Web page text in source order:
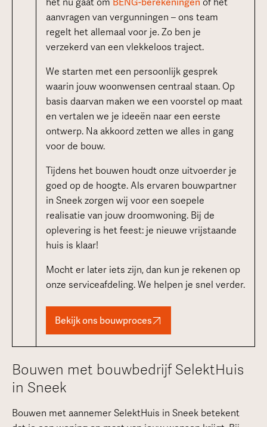
het nu gaat om BENG-berekeningen of het
aanvragen van vergunningen – ons team
regelt het allemaal voor je. Zo ben je
verzekerd van een vlekkeloos traject.
We starten met een persoonlijk gesprek
waarin jouw woonwensen centraal staan. Op
basis daarvan maken we een voorstel op maat
en vertalen we je ideeën naar een eerste
ontwerp. Na akkoord zetten we alles in gang
voor de bouw.
Tijdens het bouwen houdt onze uitvoerder je
goed op de hoogte. Als ervaren bouwpartner
in Sneek zorgen wij voor een soepele
realisatie van jouw droomwoning. Bij de
oplevering is het feest: je nieuwe vrijstaande
huis is klaar!
Mocht er later iets zijn, dan kun je rekenen op
onze serviceafdeling. We helpen je snel verder.
Bekijk ons bouwproces
Bouwen met bouwbedrijf SelektHuis
in Sneek
Bouwen met aannemer SelektHuis in Sneek betekent